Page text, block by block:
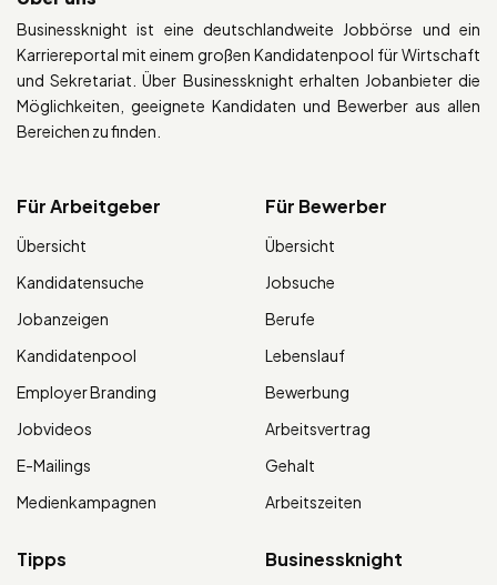
Businessknight ist eine deutschlandweite Jobbörse und ein
Karriereportal mit einem großen Kandidatenpool für Wirtschaft
und Sekretariat. Über Businessknight erhalten Jobanbieter die
Möglichkeiten, geeignete Kandidaten und Bewerber aus allen
Bereichen zu finden.
Für Arbeitgeber
Übersicht
Kandidatensuche
Jobanzeigen
Kandidatenpool
Employer Branding
Jobvideos
E-Mailings
Medienkampagnen
Für Bewerber
Übersicht
Jobsuche
Berufe
Lebenslauf
Bewerbung
Arbeitsvertrag
Gehalt
Arbeitszeiten
Tipps Businessknight